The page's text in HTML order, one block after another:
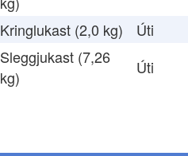
Kringlukast (2,0 kg)
Úti
Sleggjukast (7,26
kg)
Úti